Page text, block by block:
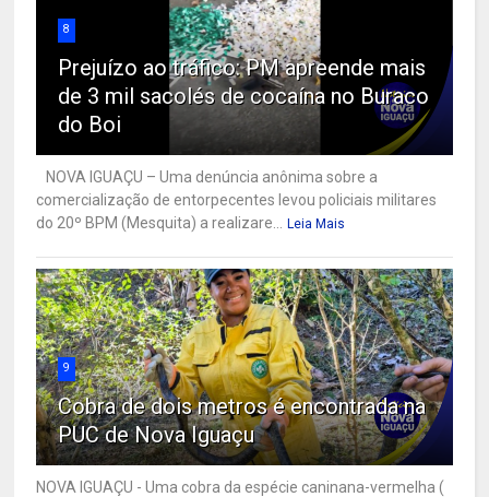
8
Prejuízo ao tráfico: PM apreende mais
de 3 mil sacolés de cocaína no Buraco
do Boi
NOVA IGUAÇU – Uma denúncia anônima sobre a
comercialização de entorpecentes levou policiais militares
do 20º BPM (Mesquita) a realizare...
Leia Mais
9
Cobra de dois metros é encontrada na
PUC de Nova Iguaçu
NOVA IGUAÇU - Uma cobra da espécie caninana-vermelha (